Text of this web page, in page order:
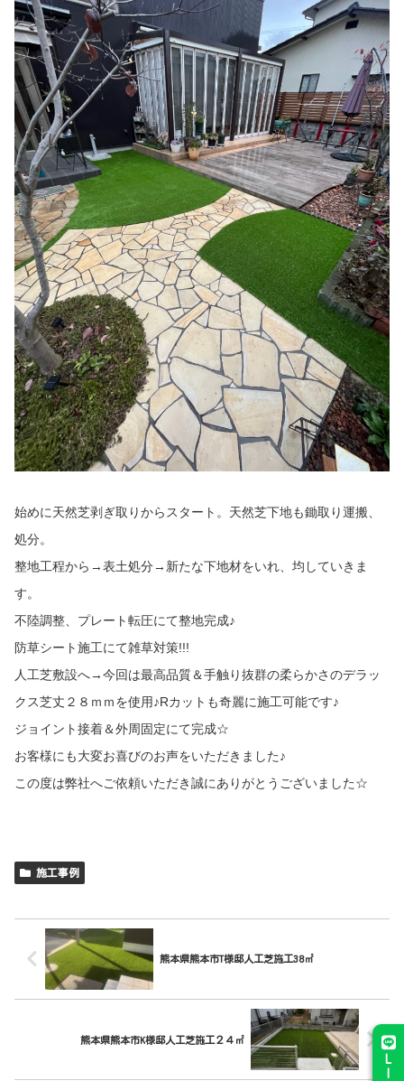
始めに天然芝剥ぎ取りからスタート。天然芝下地も鋤取り運搬、
処分。
整地工程から→表土処分→新たな下地材をいれ、均していきま
す。
不陸調整、プレート転圧にて整地完成♪
防草シート施工にて雑草対策!!!
人工芝敷設へ→今回は最高品質＆手触り抜群の柔らかさのデラッ
クス芝丈２８ｍｍを使用♪Rカットも奇麗に施工可能です♪
ジョイント接着＆外周固定にて完成☆
お客様にも大変お喜びのお声をいただきました♪
この度は弊社へご依頼いただき誠にありがとうございました☆
施工事例
熊本県熊本市T様邸人工芝施工38㎡
熊本県熊本市K様邸人工芝施工２４㎡
L